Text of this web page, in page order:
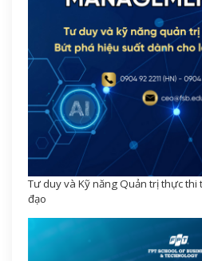
Tư duy và Kỹ năng Quản trị thực
đạo